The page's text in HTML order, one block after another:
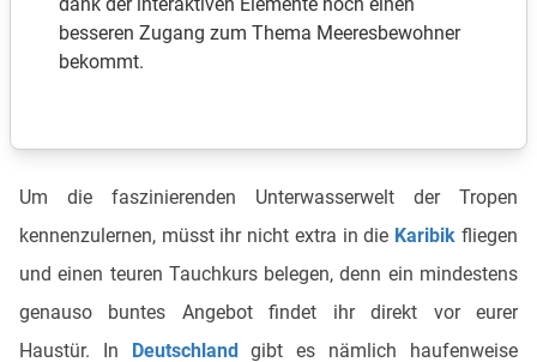
besseren Zugang zum Thema Meeresbewohner
bekommt.
Um die faszinierenden Unterwasserwelt der Tropen
kennenzulernen, müsst ihr nicht extra in die Karibik fliegen
und einen teuren Tauchkurs belegen, denn ein mindestens
genauso buntes Angebot findet ihr direkt vor eurer
Haustür. In Deutschlandgibt es nämlich haufenweise